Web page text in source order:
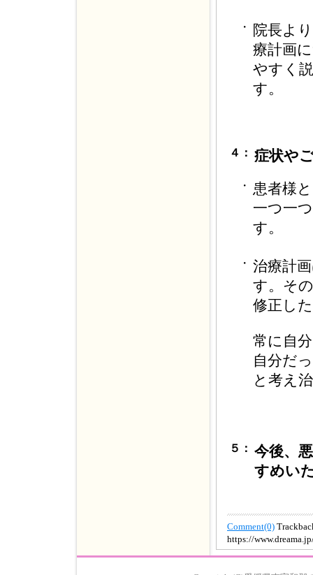
・
院長よ
療計画
やすく
す。
４： 症状や
・
患者様
一つ一
す。
・ 治療計
す。そ
修正し
常に自
自分だ
と考え
５： 今後、
すめい
Comment(0)
https://